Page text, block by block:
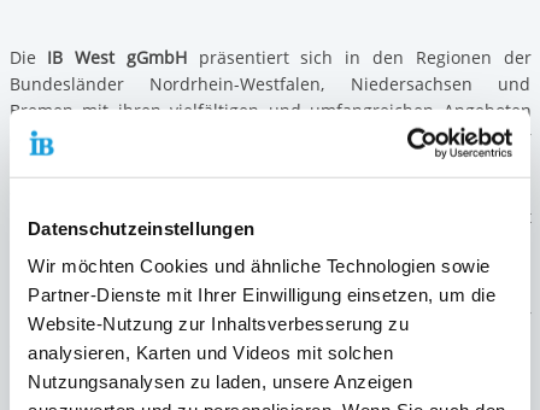
Datenschutzeinstellungen
Wir möchten Cookies und ähnliche Technologien sowie
Partner-Dienste mit Ihrer Einwilligung einsetzen, um die
Website-Nutzung zur Inhaltsverbesserung zu
analysieren, Karten und Videos mit solchen
Nutzungsanalysen zu laden, unsere Anzeigen
Die IB West gGmbHpräsentiert sich in den Regionen der
Bundesländer Nordrhein-Westfalen, Niedersachsen und
Bremen mit ihren vielfältigen und umfangreichen Angeboten
als verlässlicher Partner in der sozialen Arbeit und der
beruflichen Aus- und Weiterbildung. In Nordrhein-Westfalen
In Niedersachsen/Bremen ist der IB ebenfalls mit
Niedersachsen Nord/Bremen und Niedersachsen Süd in zwei
Regionen vertreten.
Der Sitz der Geschäftsführung und Hauptverwaltung ist an der
Schanzenstraße 41 d, 51063 Köln